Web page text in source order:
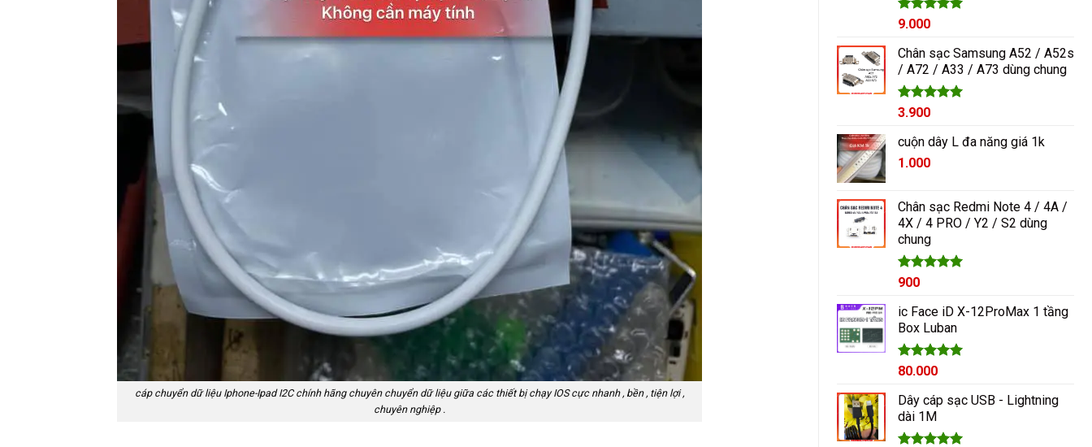
Được xếp
5 sao
9.000
Chân sạc Samsung A52 / A52s
/ A72 / A33 / A73 dùng chung
Được xếp
5 sao
3.900
cuộn dây L đa năng giá 1k
1.000
Chân sạc Redmi Note 4 / 4A /
4X / 4 PRO / Y2 / S2 dùng
chung
Được xếp
5 sao
900
ic Face iD X-12ProMax 1 tầng
Box Luban
Được xếp
5 sao
80.000
Dây cáp sạc USB - Lightning
dài 1M
cáp chuyển dữ liệu Iphone-Ipad I2C chính hãng chuyên chuyển dữ liệu giữa các thiết bị chạy IOS cực nhanh , bền , tiện lợi ,
chuyên nghiệp .